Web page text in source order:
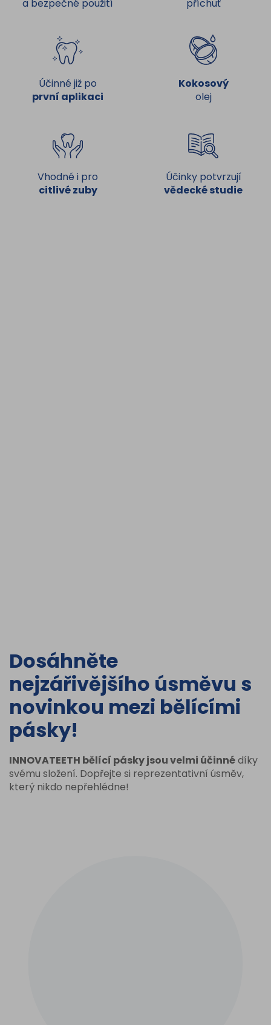
a bezpečné použití příchuť
Účinné již po
první aplikaci
Kokosový
olej
Vhodné i pro
citlivé zuby
Účinky potvrzují
vědecké studie
Dosáhněte
nejzářivějšího úsměvu s
novinkou mezi bělícími
pásky!
INNOVATEETH bělící pásky jsou velmi účinnédíky
svému složení. Dopřejte si reprezentativní úsměv,
který nikdo nepřehlédne!